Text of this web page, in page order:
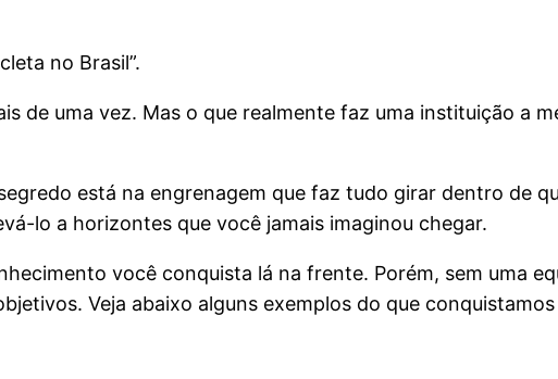
no Brasil”.
de uma vez. Mas o que realmente faz uma instituição a
está na engrenagem que faz tudo girar dentro de
lo a horizontes que você jamais imaginou chegar.
você conquista lá na frente. Porém, sem uma
Veja abaixo alguns exemplos do que